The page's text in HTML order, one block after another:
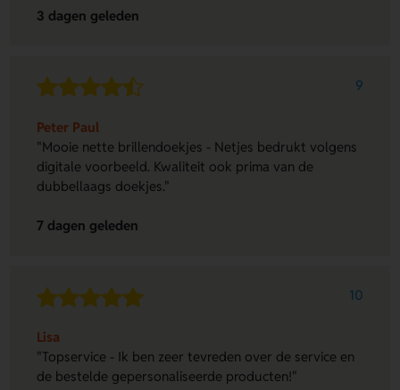
3 dagen geleden
9
Peter Paul
"Mooie nette brillendoekjes - Netjes bedrukt volgens
digitale voorbeeld. Kwaliteit ook prima van de
dubbellaags doekjes."
7 dagen geleden
10
Lisa
"Topservice - Ik ben zeer tevreden over de service en
de bestelde gepersonaliseerde producten!"